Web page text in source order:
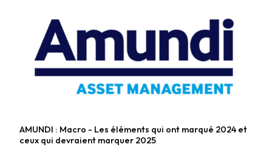
Fonds diversifiés
AMUNDI : Macro - Les éléments qui ont marqué 2024 et
ceux qui devraient marquer 2025